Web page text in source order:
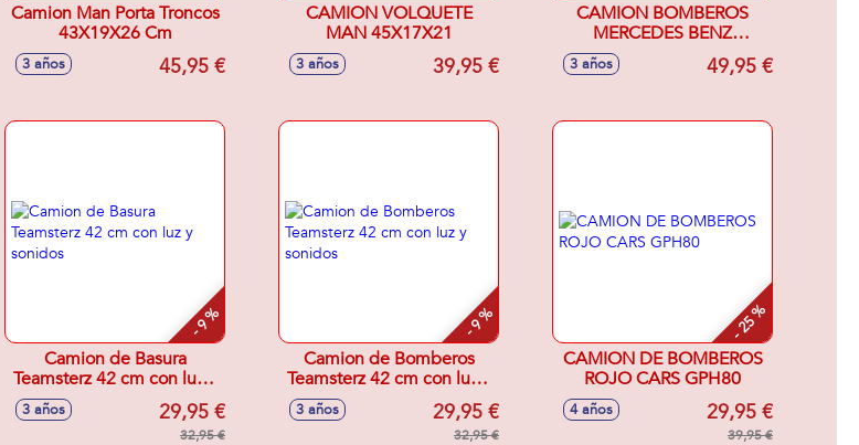
Camion Man Porta Troncos
43X19X26 Cm
3 años 45,95 €
CAMION VOLQUETE
MAN 45X17X21
3 años 39,95 €
CAMION BOMBEROS
MERCEDES BENZ
SPRINTER CON LUZ Y
SONIDOS 45X17X21 CM
3 años 49,95 €
- 9 %
Camion de Basura
Teamsterz 42 cm con luz y
3 años 29,95 €
32,95 €
- 9 %
Camion de Bomberos
Teamsterz 42 cm con luz y
3 años 29,95 €
32,95 €
- 25 %
CAMION DE BOMBEROS
ROJO CARS GPH80
4 años 29,95 €
39,95 €